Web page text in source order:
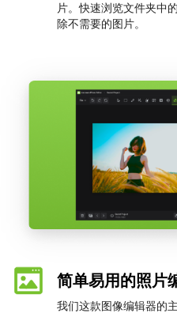
片。快速浏览文件夹中
除不需要的图片。
简单易用的照片
我们这款图像编辑器的